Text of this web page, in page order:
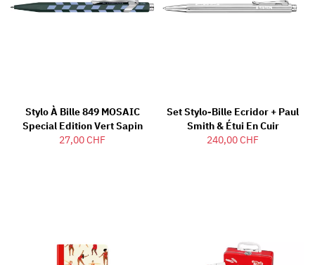
Stylo À Bille 849 MOSAIC
Special Edition Vert Sapin
27,00 CHF
Set Stylo-Bille Ecridor + Paul
Smith & Étui En Cuir
240,00 CHF